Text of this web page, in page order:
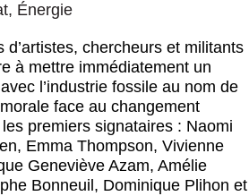
, Énergie
d’artistes, chercheurs et militants
à mettre immédiatement un
l’industrie fossile au nom de
face au changement
premiers signataires : Naomi
Emma Thompson, Vivienne
Geneviève Azam, Amélie
Bonneuil, Dominique Plihon et